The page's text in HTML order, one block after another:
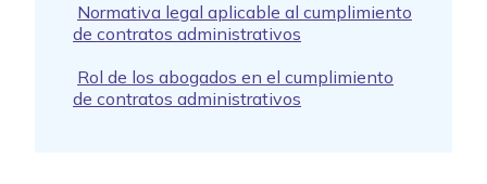
Normativa legal aplicable al cumplimiento
de contratos administrativos
Rol de los abogados en el cumplimiento
de contratos administrativos